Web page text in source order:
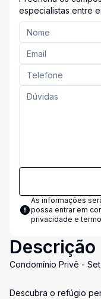
especialistas entre
As informações
possa entrar em
privacidade e
Descrição
Condomínio Privê -
Descubra o refúgio